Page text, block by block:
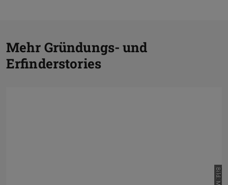
Mehr Gründungs- und
Erfinderstories